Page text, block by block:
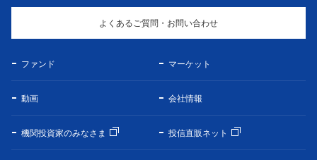
よくあるご質問・お問い合わせ
ファンド マーケット
動画 会社情報
機関投資家のみなさま 投信直販ネット